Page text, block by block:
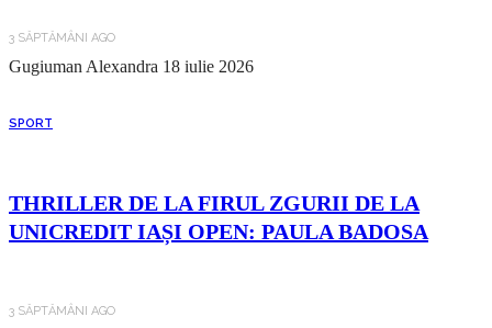
3 SĂPTĂMÂNI AGO
Gugiuman Alexandra 18 iulie 2026
SPORT
THRILLER DE LA FIRUL ZGURII DE LA
UNICREDIT IAȘI OPEN: PAULA BADOSA
3 SĂPTĂMÂNI AGO